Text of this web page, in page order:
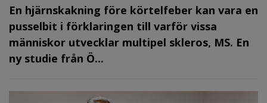
En hjärnskakning före körtelfeber kan vara en
pusselbit i förklaringen till varför vissa
människor utvecklar multipel skleros, MS. En
ny studie från Ö...